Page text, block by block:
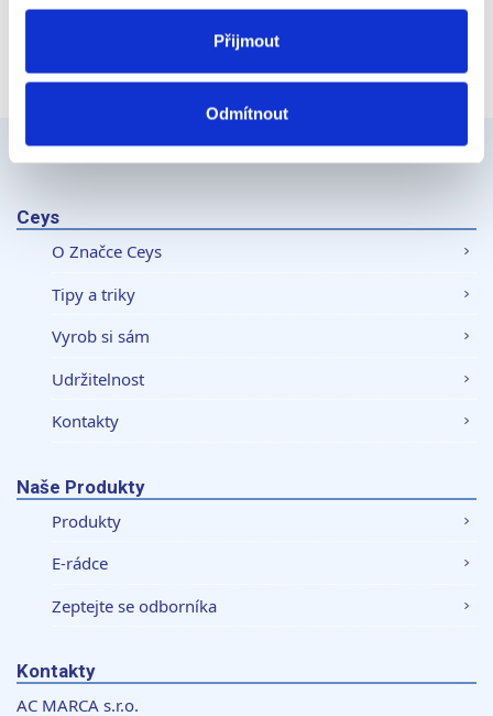
Identifikovali vaše zařízení pomocí aktivního
skenování pro konkrétní charakteristiky (otisk prstu)
Zjistěte více o tom, jak zpracováváme vaše osobní
Svůj souhlas můžete kdykoliv změnit nebo odvolat v
části Prohlášení o souborech cookie.
sociálních médií a analýze naší návštěvnosti využíváme
soubory cookie. Informace o tom, jak náš web používáte,
analýzy. Partneři tyto údaje mohou zkombinovat s
dalšími informacemi, které jste jim poskytli nebo které
Přijmout
Odmítnout
Ceys
O Značce Ceys
Tipy a triky
Vyrob si sám
Udržitelnost
Kontakty
Naše Produkty
Produkty
E-rádce
Zeptejte se odborníka
Kontakty
AC MARCA s.r.o.